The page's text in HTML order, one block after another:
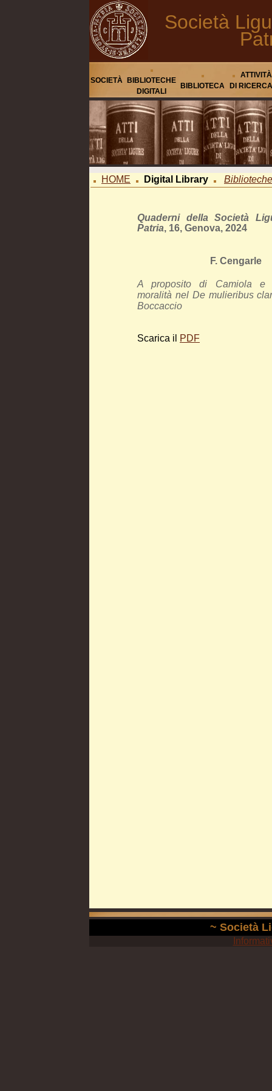
Società
SOCIETÀ
BIBLIOTECHE
DIGITALI
BIBLIOTECA
ATTIVITÀ
DI RICERCA
HOME Digital Library
Quaderni della Società
Patria, 16, Genova, 2024
F. Cengarle
A proposito di Camiola e
moralità nel De mulieribus
Boccaccio
Scarica il PDF
~ Società